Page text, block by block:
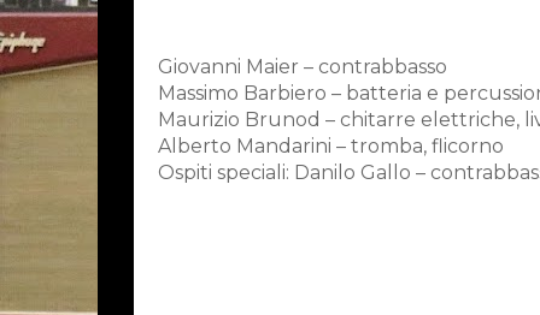
Giovanni Maier – contrabbasso
Massimo Barbiero – batteria e
Maurizio Brunod – chitarre elettriche,
Alberto Mandarini – tromba, flicorno
Ospiti speciali: Danilo Gallo –